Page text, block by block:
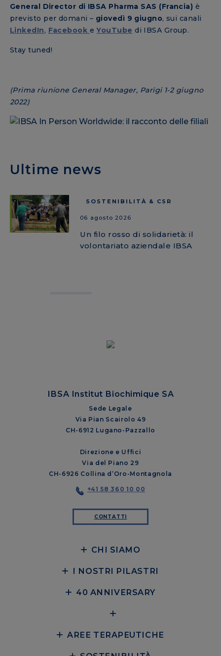
General Director di IBSA Pharma SAS (Francia) è
previsto per domani – giovedì 9 giugno, sui canali
LinkedIn, Facebook eYouTube di IBSA Group.
Stay tuned!
(Prima riunione General Manager, Parigi 1-2 giugno
2022)
Ultime news
SOSTENIBILITÀ & CSR
06 agosto 2026
Un filo rosso di solidarietà: il
volontariato aziendale IBSA
IBSA Institut Biochimique SA
Sede Legale
Via Pian Scairolo 49
CH-6912 Lugano-Pazzallo
Direzione e Uffici
Via del Piano 29
CH-6926 Collina d’Oro-Montagnola
+41 58 360 10 00
CONTATTI
CHI SIAMO
I NOSTRI PILASTRI
40 ANNIVERSARY
AREE TERAPEUTICHE